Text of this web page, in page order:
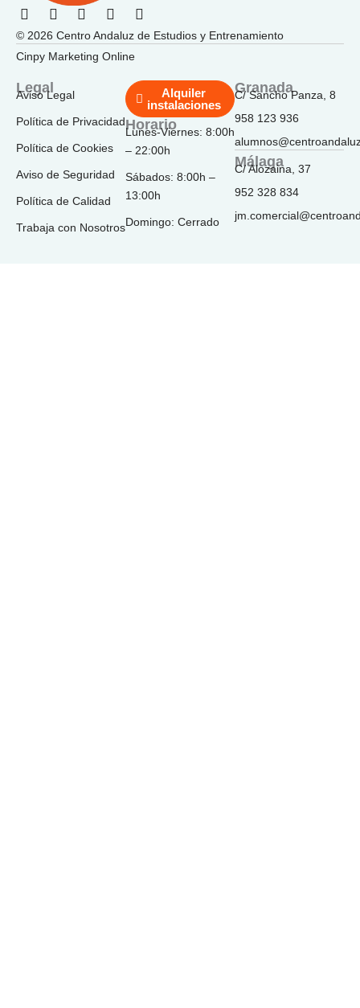
F
c
e
o
o
k
-
f
I
s
t
g
r
m
T
k
t
Y
u
t
L
n
d
i
n
© 2026 Centro Andaluz de Estudios y Entrenamiento
Cinpy Marketing Online
Legal
Aviso Legal
Política de Privacidad
Política de Cookies
Aviso de Seguridad
Política de Calidad
Trabaja con Nosotros
Horario
Lunes-Viernes: 8:00h
– 22:00h
Sábados: 8:00h –
13:00h
Domingo: Cerrado
Alquiler
instalaciones
Granada
C/ Sancho Panza, 8
958 123 936
Málaga
C/ Alozaina, 37
952 328 834